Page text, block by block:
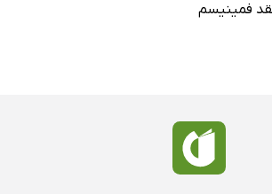
فمینیسم